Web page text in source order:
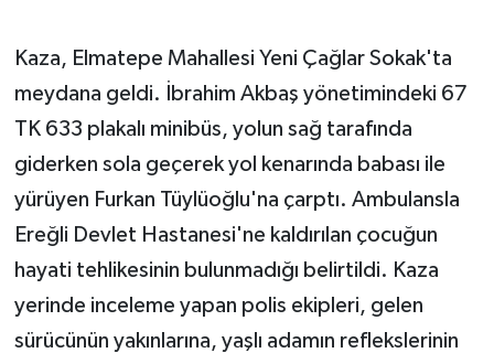
Kaza, Elmatepe Mahallesi Yeni Çağlar Sokak'ta
meydana geldi. İbrahim Akbaş yönetimindeki 67
TK 633 plakalı minibüs, yolun sağ tarafında
giderken sola geçerek yol kenarında babası ile
yürüyen Furkan Tüylüoğlu'na çarptı. Ambulansla
Ereğli Devlet Hastanesi'ne kaldırılan çocuğun
hayati tehlikesinin bulunmadığı belirtildi. Kaza
yerinde inceleme yapan polis ekipleri, gelen
sürücünün yakınlarına, yaşlı adamın reflekslerinin